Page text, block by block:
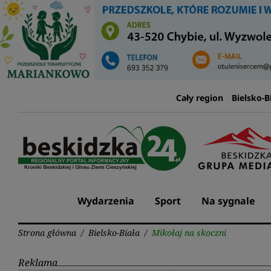
Przejdź
do
treści
Cały region Bielsko-
Wydarzenia Sport Na sygnale
Strona główna / Bielsko-Biała / Mikołaj na skoczni
Reklama